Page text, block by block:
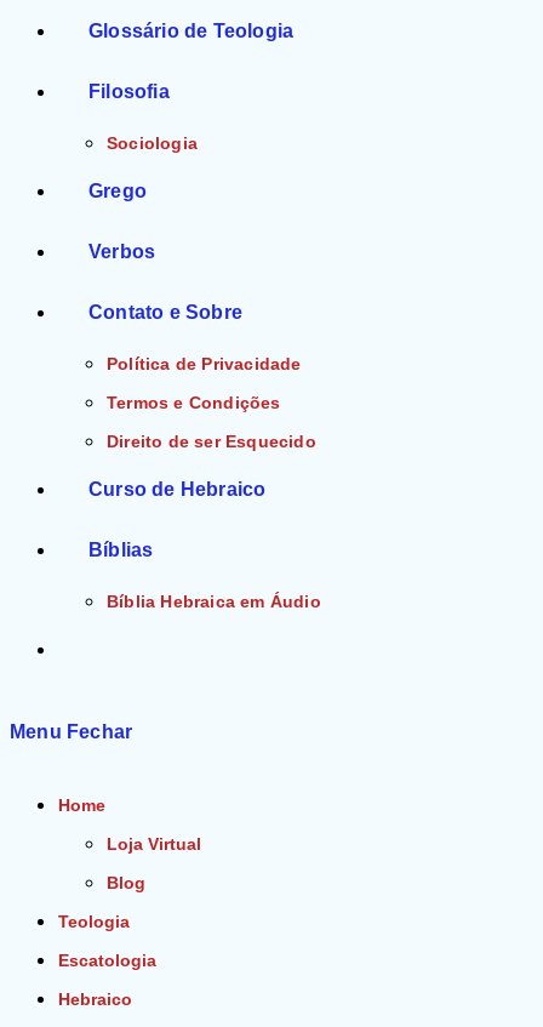
Glossário de Teologia
Filosofia
Sociologia
Grego
Verbos
Contato e Sobre
Política de Privacidade
Termos e Condições
Direito de ser Esquecido
Curso de Hebraico
Bíblias
Bíblia Hebraica em Áudio
Menu Fechar
Home
Loja Virtual
Blog
Teologia
Escatologia
Hebraico